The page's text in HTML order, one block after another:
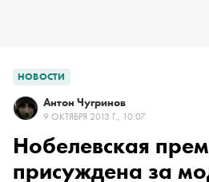
НОВОСТИ
Антон Чугринов
9 ОКТЯБРЯ 2013 Г., 10:07
Нобелевская
присуждена за